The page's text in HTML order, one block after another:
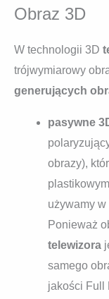
Obraz 3D
W technologii 3D
trójwymiarowy
generujących
pasywne
obrazy),
używamy
Ponieważ
telewizora
samego
jakości Full